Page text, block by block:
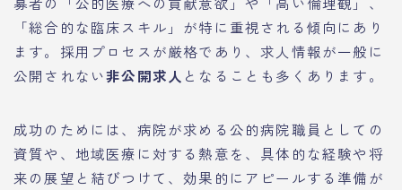
「総合的な臨床スキル」が特に重視される傾向にあり
ます。採用プロセスが厳格であり、求人情報が一般に
公開されない非公開求人 となることも多くあります。
成功のためには、病院が求める公的病院職員としての
資質や、地域医療に対する熱意を、具体的な経験や将
来の展望と結びつけて、効果的にアピールする準備が